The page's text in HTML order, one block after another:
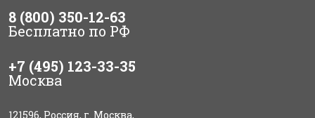
8 (800) 350-12-63
Бесплатно по РФ
+7 (495) 123-33-35
Москва
121596, Россия, г. Москва,